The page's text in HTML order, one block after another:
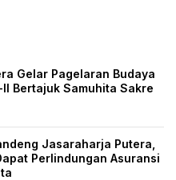
Gelar Pagelaran Budaya
Bertajuk Samuhita Sakre
Jasaraharja Putera,
Perlindungan Asuransi